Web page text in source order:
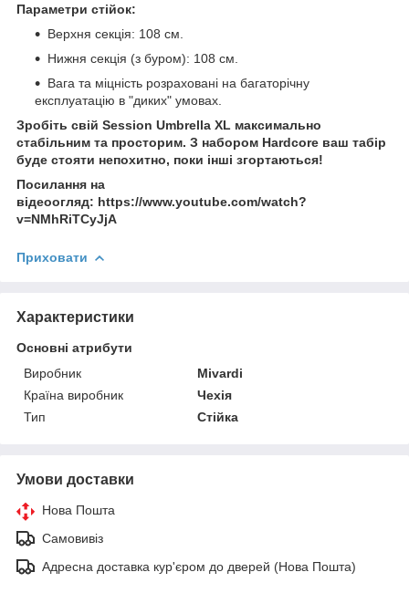
Параметри стійок:
Верхня секція: 108 см.
Нижня секція (з буром): 108 см.
Вага та міцність розраховані на багаторічну
експлуатацію в "диких" умовах.
Зробіть свій Session Umbrella XL максимально
стабільним та просторим. З набором Hardcore ваш табір
буде стояти непохитно, поки інші згортаються!
Посилання на
відеоогляд: https://www.youtube.com/watch?
v=NMhRiTCyJjA
Приховати
Характеристики
Основні атрибути
Виробник
Mivardi
Країна виробник
Чехія
Тип
Стійка
Умови доставки
Нова Пошта
Самовивіз
Адресна доставка кур'єром до дверей (Нова Пошта)